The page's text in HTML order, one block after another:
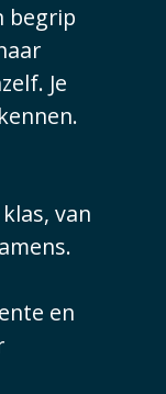
begrip
Je
van
en